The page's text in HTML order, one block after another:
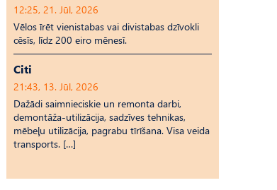
12:25, 21. Jūl, 2026
Vēlos īrēt vienistabas vai divistabas dzīvokli
cēsīs, līdz 200 eiro mēnesī.
Citi
21:43, 13. Jūl, 2026
Dažādi saimnieciskie un remonta darbi,
demontāža-utilizācija, sadzīves tehnikas,
mēbeļu utilizācija, pagrabu tīrīšana. Visa veida
transports. […]